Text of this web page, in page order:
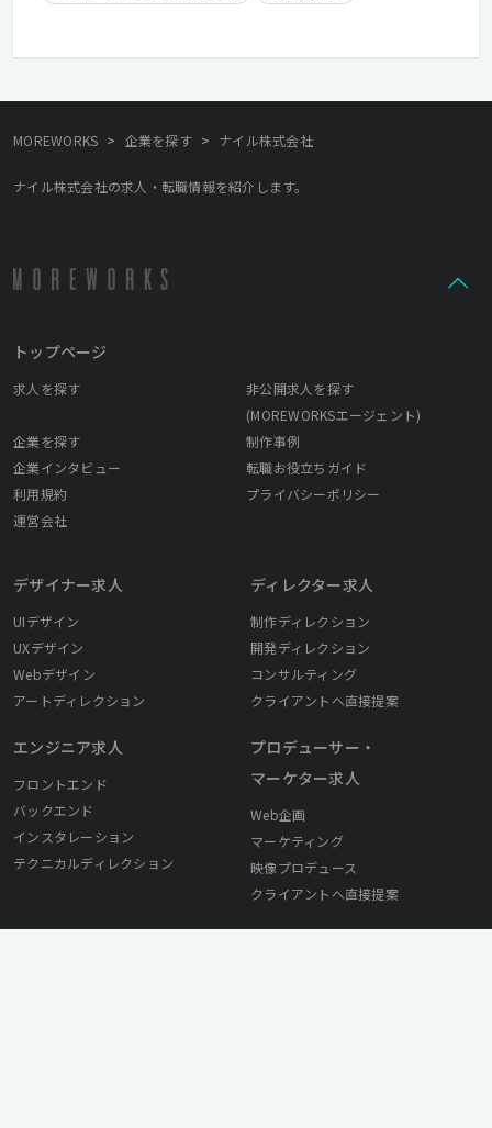
MOREWORKS > 企業を探す > ナイル株式会社
ナイル株式会社の求人・転職情報を紹介します。
トップページ
求人を探す
非公開求人を探す
(MOREWORKSエージェント)
企業を探す
制作事例
企業インタビュー
転職お役立ちガイド
利用規約
プライバシーポリシー
運営会社
デザイナー求人
UIデザイン
UXデザイン
Webデザイン
アートディレクション
エンジニア求人
フロントエンド
バックエンド
インスタレーション
テクニカルディレクション
ディレクター求人
制作ディレクション
開発ディレクション
コンサルティング
クライアントへ直接提案
プロデューサー・
マーケター求人
Web企画
マーケティング
映像プロデュース
クライアントへ直接提案